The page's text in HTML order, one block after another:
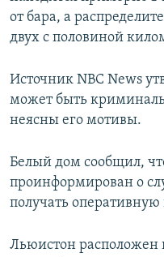
от бара, а
двух с половиной
Источник NBC News
может быть
неясны его мотивы.
Белый дом сообщил,
проинформирован о
получать
Льюистон расположен